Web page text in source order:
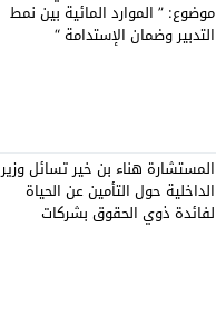
موضوع: ” الموارد المائية بين نمط
التدبير وضمان الإستدامة “
المستشارة هناء بن خير تسائل وزير
الداخلية حول التأمين عن الحياة
لفائدة ذوي الحقوق بشركات